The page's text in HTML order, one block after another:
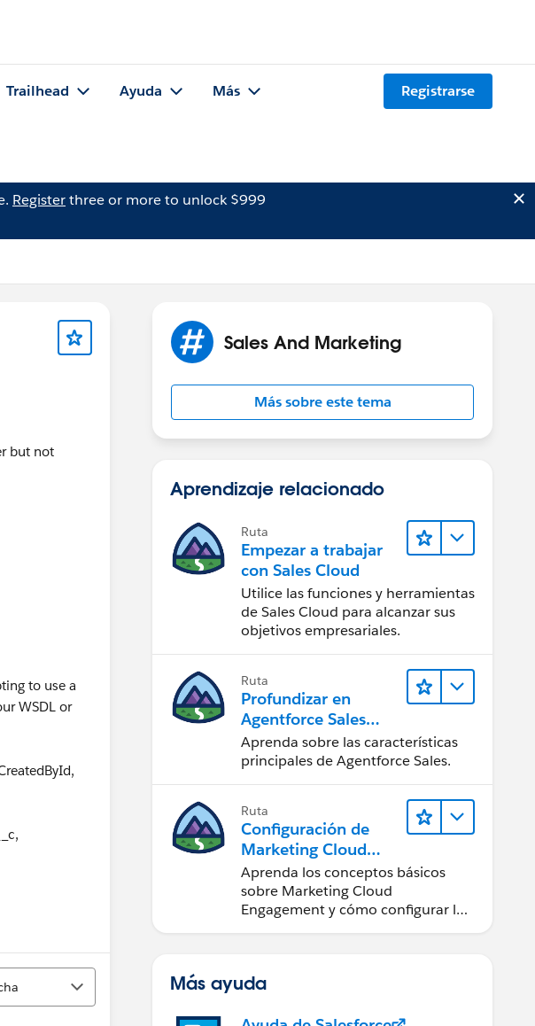
Trailhead Ayuda Más Registrarse
Registerthree or more to unlock $999
but not
to use a
WSDL or
Sales And Marketing
Más sobre este tema
Aprendizaje relacionado
Ruta
Empezar a trabajar
con Sales Cloud
Utilice las funciones y herramientas
de Sales Cloud para alcanzar sus
objetivos empresariales.
Ruta
Profundizar en
Agentforce Sales
para
administradores
Aprenda sobre las características
principales de Agentforce Sales.
Ruta
Configuración de
Marketing Cloud
Engagement
Aprenda los conceptos básicos
sobre Marketing Cloud
Engagement y cómo configurar la
Más ayuda